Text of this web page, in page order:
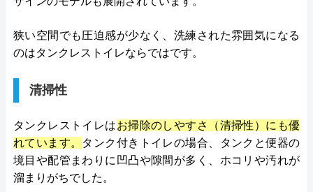
狭い空間でも圧迫感が少なく、洗練された雰囲気になる
のはタンクレストイレならではです。
清掃性
タンクレストイレはお掃除のしやすさ（清掃性）にも優
れています。 タンク付きトイレの場合、タンクと便器の
境目や配管まわりに凹凸や隙間が多く、ホコリや汚れが
溜まりがちでした。